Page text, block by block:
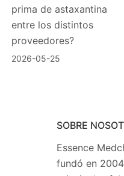
prima de astaxantina
entre los distintos
proveedores?
2026-05-25
SOBRE
Essence
fundó en